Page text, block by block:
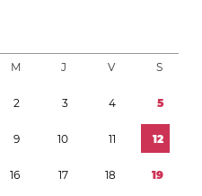
M J V S
2 3 4 5
9 10 11 12
16 17 18 19